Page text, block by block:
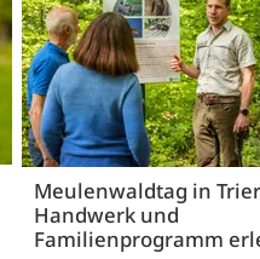
Meulenwaldtag in
Handwerk und
Familienprogramm